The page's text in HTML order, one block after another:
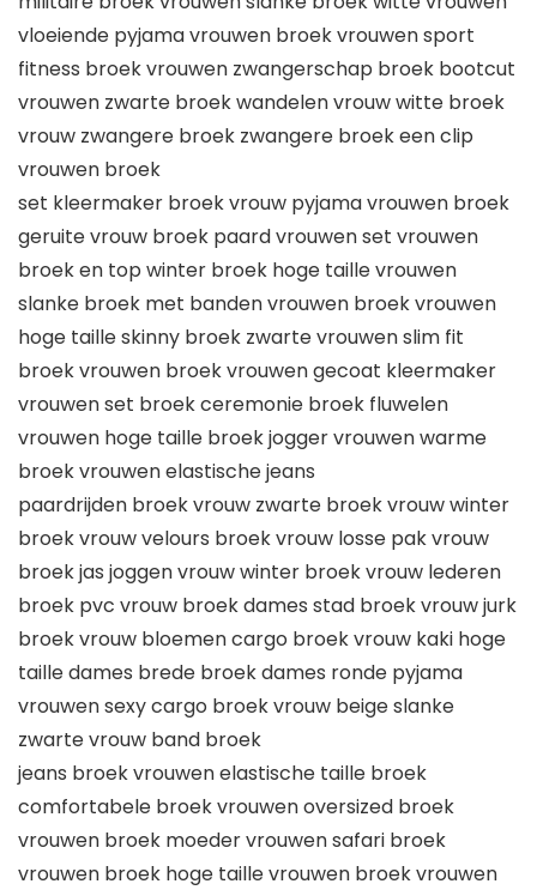
vloeiende pyjama vrouwen broek vrouwen sport
fitness broek vrouwen zwangerschap broek bootcut
vrouwen zwarte broek wandelen vrouw witte broek
vrouw zwangere broek zwangere broek een clip
vrouwen broek
set kleermaker broek vrouw pyjama vrouwen broek
geruite vrouw broek paard vrouwen set vrouwen
broek en top winter broek hoge taille vrouwen
slanke broek met banden vrouwen broek vrouwen
hoge taille skinny broek zwarte vrouwen slim fit
broek vrouwen broek vrouwen gecoat kleermaker
vrouwen set broek ceremonie broek fluwelen
vrouwen hoge taille broek jogger vrouwen warme
broek vrouwen elastische jeans
paardrijden broek vrouw zwarte broek vrouw winter
broek vrouw velours broek vrouw losse pak vrouw
broek jas joggen vrouw winter broek vrouw lederen
broek pvc vrouw broek dames stad broek vrouw jurk
broek vrouw bloemen cargo broek vrouw kaki hoge
taille dames brede broek dames ronde pyjama
vrouwen sexy cargo broek vrouw beige slanke
zwarte vrouw band broek
jeans broek vrouwen elastische taille broek
comfortabele broek vrouwen oversized broek
vrouwen broek moeder vrouwen safari broek
vrouwen broek hoge taille vrouwen broek vrouwen